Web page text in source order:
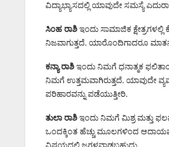
ವಿದ್ಯಾಭ್ಯಾಸದಲ್ಲಿ ಯಾವುದೇ ಸಮಸ್ಯೆ
ಸಿಂಹ ರಾಶಿ ಇಂದು ಸಾಮಾಜಿಕ
ನಿಜವಾಗುತ್ತದೆ. ಯಾರೊಂದಿಗಾದರೂ
ಕನ್ಯಾ ರಾಶಿ ಇಂದು ನಿಮಗೆ ಧನಾತ್ಮಕ
ನಿಮಗೆ ಉತ್ತಮವಾಗಿರುತ್ತದೆ. ಯಾವುದೇ
ಪರಿಹಾರವನ್ನು ಪಡೆಯುತ್ತೀರಿ.
ತುಲಾ ರಾಶಿ ಇಂದು ನಿಮಗೆ ಮಿಶ್ರ ಮತ್ತು
ಒಂದಕ್ಕಿಂತ ಹೆಚ್ಚು ಮೂಲಗಳಿಂದ
ವಿಷಯದಲ್ಲಿ ಜಗಳವಾಡಬಹುದು.